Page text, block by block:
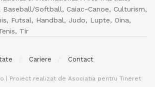
Softball, Caiac-Canoe, Culturism,
Futsal, Handbal, Judo, Lupte, Oina,
Tir
Cariere Contact
| Proiect realizat de Asociatia pentru Tineret